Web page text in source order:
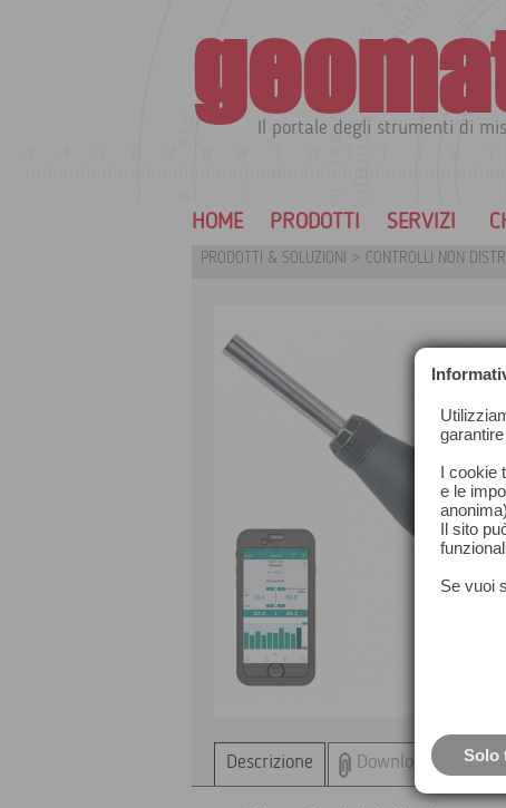
Il portale degli strumenti di
HOME PRODOTTI SERVIZI
PRODOTTI & SOLUZIONI > CONTROLLI NON
Descrizione Downloads
I cookie
e le
Il sito
Se vuoi
Solo